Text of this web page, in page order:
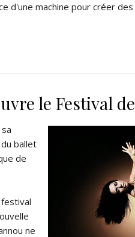
d'une machine pour créer
le Festival
ballet
de
ne